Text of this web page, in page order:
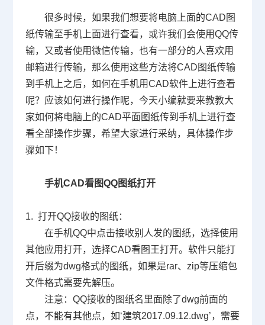
很多时候，如果我们想要将电脑上面的CAD图
纸传输至手机上面进行查看，或许我们会使用QQ传
输，又或者使用微信传输，也有一部分的人喜欢用
邮箱进行传输，那么使用这些方法将CAD 图纸传输
到手机上之后，如何在手机用CAD软件上进行查看
呢？应该如何进行操作呢，今天小编就要来教教大
家如何将电脑上的CAD平面图纸传到手机上进行查
看全部操作步骤，希望大家进行采纳，具体操作步
骤如下！
手机CAD看图QQ图纸打开
1. 打开QQ接收的图纸：
在手机QQ中点击接收别人发的图纸，选择使用
其他应用打开，选择CAD看图王打开。软件只能打
开后缀为dwg格式的图纸，如果是rar、 zip等压缩包
文件格式需要先解压。
注意： QQ接收的图纸名里面除了dwg前面的
点，不能有其他点，如‘建筑2017.09.12.dwg’，需要